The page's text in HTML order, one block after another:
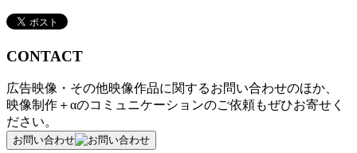
CONTACT
広告映像・その他映像作品に関するお問い合わせのほか、
映像制作＋αのコミュニケーションのご依頼もぜひお寄せく
ださい。
お問い合わせ